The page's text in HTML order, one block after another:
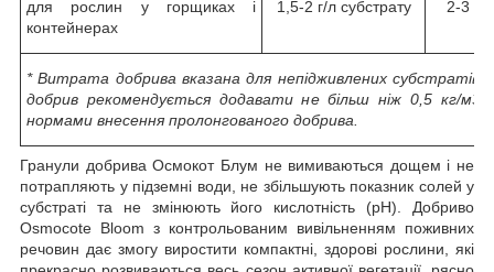
для рослин у горщиках і
контейнерах
1,5-2 г/л субстрату 2-3 г/
* Витрата добрива вказана для непідживлених
добрив рекомендується додавати не більш ніж 0,5 кг/м3
нормами внесення пролонгованого добрива.
Гранули добрива Осмокот Блум не вимиваються дощем і не
потрапляють у підземні води, не збільшують показник солей у
субстраті та не змінюють його кислотність (рН). Добриво
Osmocote Bloom з контрольованим вивільненням поживних
речовин дає змогу виростити компактні, здорові рослини, які